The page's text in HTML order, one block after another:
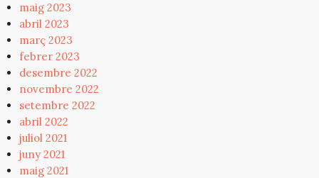
maig 2023
abril 2023
març 2023
febrer 2023
desembre 2022
novembre 2022
setembre 2022
abril 2022
juliol 2021
juny 2021
maig 2021